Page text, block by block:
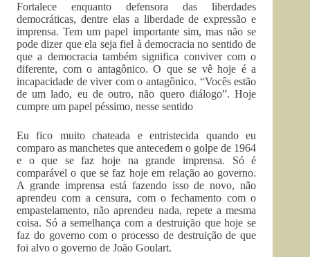
Fortalece enquanto defensora das liberdades
democráticas, dentre elas a liberdade de expressão e
imprensa. Tem um papel importante sim, mas não se
pode dizer que ela seja fiel à democracia no sentido de
que a democracia também significa conviver com o
diferente, com o antagônico. O que se vê hoje é a
incapacidade de viver com o antagônico. “Vocês estão
de um lado, eu de outro, não quero diálogo”. Hoje
cumpre um papel péssimo, nesse sentido
Eu fico muito chateada e entristecida quando eu
comparo as manchetes que antecedem o golpe de 1964
e o que se faz hoje na grande imprensa. Só é
comparável o que se faz hoje em relação ao governo.
A grande imprensa está fazendo isso de novo, não
aprendeu com a censura, com o fechamento com o
empastelamento, não aprendeu nada, repete a mesma
coisa. Só a semelhança com a destruição que hoje se
faz do governo com o processo de destruição de que
foi alvo o governo de João Goulart.